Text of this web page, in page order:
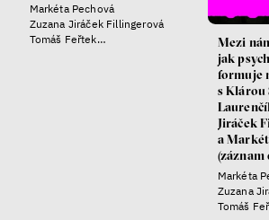
Nová
pro
s
Lucií
a
Jakub
Ondřej
Miroslav
Lucie
Kateřina
Markéta Pechová
Zuzana Jiráček Fillingerová
Tomáš Feřtek
Mezi
jak
formuje
s Klárou
Jiráček
a
(záznam
Markéta
Tomáš